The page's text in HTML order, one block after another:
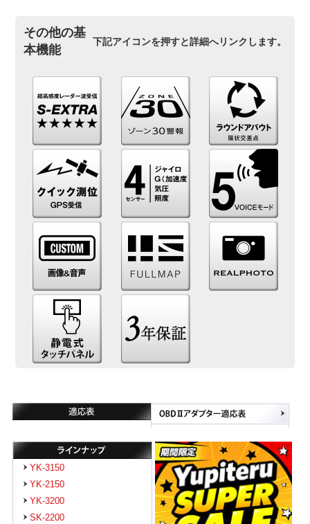
その他の基
本機能
下記アイコンを押すと詳細へリンクします。
YK-3150
YK-2150
YK-3200
SK-2200